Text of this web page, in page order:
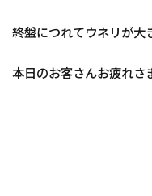
終盤につれてウネリが大
本日のお客さんお疲れさ